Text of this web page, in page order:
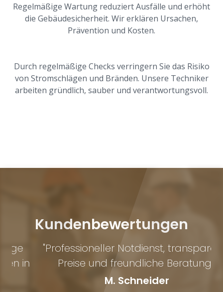
Regelmäßige Wartung reduziert Ausfälle und erhöht
die Gebäudesicherheit. Wir erklären Ursachen,
Prävention und Kosten.
Durch regelmäßige Checks verringern Sie das Risiko
von Stromschlägen und Bränden. Unsere Techniker
arbeiten gründlich, sauber und verantwortungsvoll.
Kundenbewertungen
"Professioneller Notdienst, transparente
Preise und freundliche Beratung."
M. Schneider